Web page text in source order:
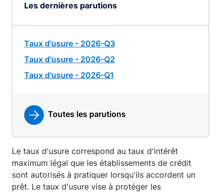
Les dernières parutions
Taux d'usure - 2026-Q3
Taux d'usure - 2026-Q2
Taux d'usure - 2026-Q1
Toutes les parutions
Le taux d'usure correspond au taux d'intérêt
maximum légal que les établissements de crédit
sont autorisés à pratiquer lorsqu'ils accordent un
prêt. Le taux d'usure vise à protéger les